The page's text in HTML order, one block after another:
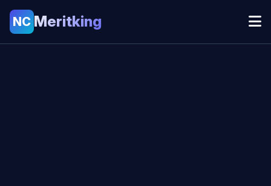
NC Meritking